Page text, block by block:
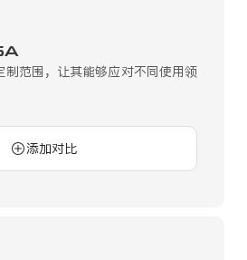
制范围，让其能够应对不同使用领
添加对比